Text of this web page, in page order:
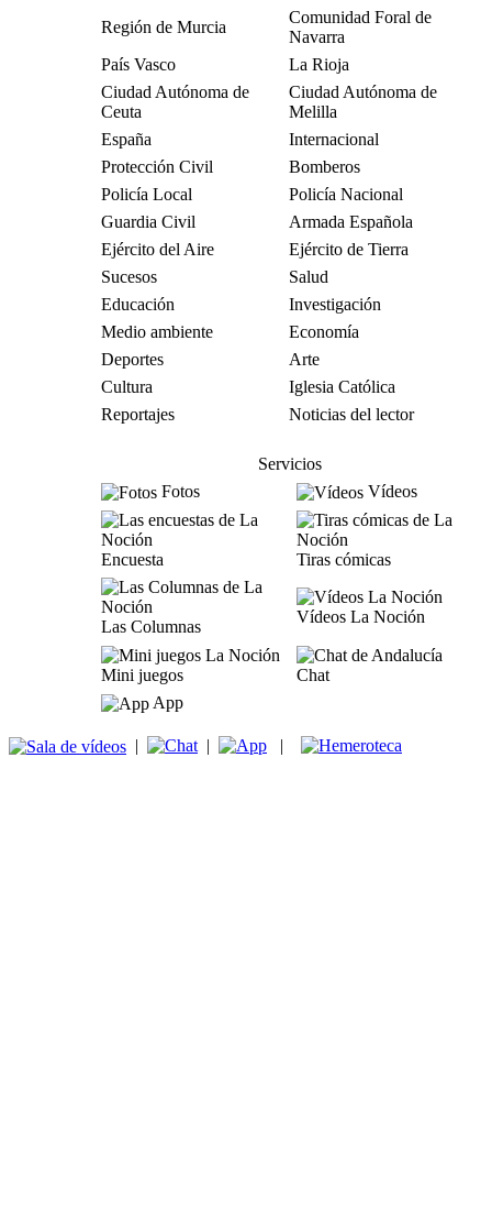
Región de Murcia
Comunidad Foral de
Navarra
País Vasco
La Rioja
Ciudad Autónoma de
Ceuta
Ciudad Autónoma de
Melilla
España
Internacional
Protección Civil
Bomberos
Policía Local
Policía Nacional
Guardia Civil
Armada Española
Ejército del Aire
Ejército de Tierra
Sucesos
Salud
Educación
Investigación
Medio ambiente
Economía
Deportes
Arte
Cultura
Iglesia Católica
Reportajes
Noticias del lector
Servicios
Fotos
Vídeos
Encuesta Tiras cómicas
Las Columnas
Vídeos La Noción
Mini juegos
Chat
App
| | |